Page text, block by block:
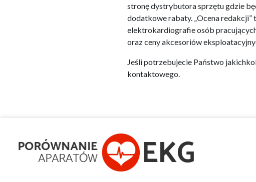
stronę dystrybutora sprzętu gdzie
dodatkowe rabaty. „Ocena
elektrokardiografie osób
oraz ceny akcesoriów
Jeśli potrzebujecie Państwo
kontaktowego.